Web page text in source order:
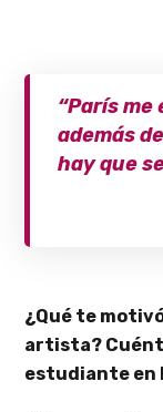
“París me
además
hay que
¿Qué te
artista?
estudiante en